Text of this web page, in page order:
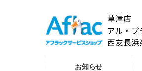
お知らせ